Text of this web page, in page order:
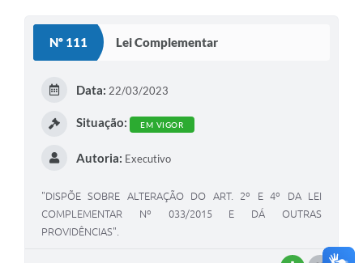
Nº 111 Lei Complementar
Data: 22/03/2023
Situação: EM VIGOR
Autoria: Executivo
"DISPÕE SOBRE ALTERAÇÃO DO ART. 2º E 4º DA LEI
COMPLEMENTAR Nº 033/2015 E DÁ OUTRAS
PROVIDÊNCIAS".